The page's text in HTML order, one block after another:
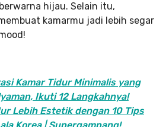
hijau. Selain itu,
kamarmu jadi lebih segar
Kamar Tidur Minimalis yang
Ikuti 12 Langkahnya!
Lebih Estetik dengan 10 Tips